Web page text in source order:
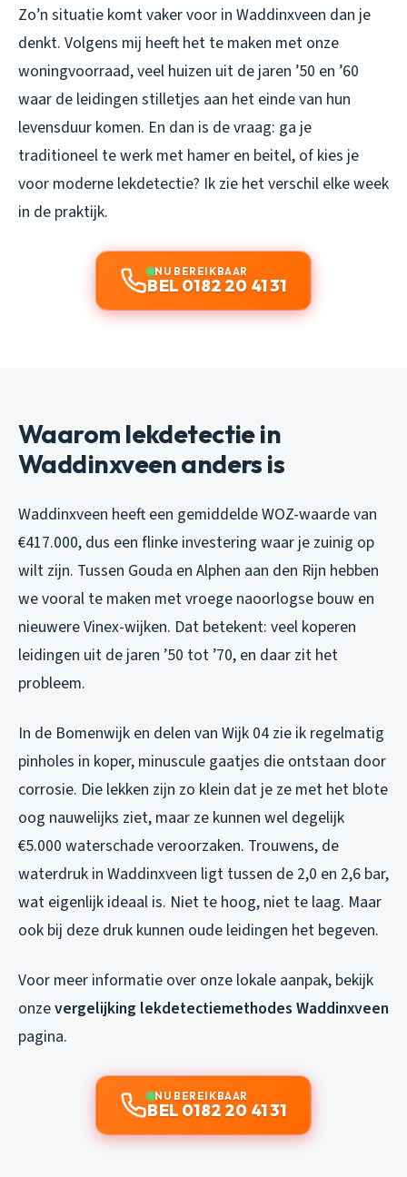
Zo’n situatie komt vaker voor in Waddinxveen dan je
denkt. Volgens mij heeft het te maken met onze
woningvoorraad, veel huizen uit de jaren ’50 en ’60
waar de leidingen stilletjes aan het einde van hun
levensduur komen. En dan is de vraag: ga je
traditioneel te werk met hamer en beitel, of kies je
voor moderne lekdetectie? Ik zie het verschil elke week
in de praktijk.
NU BEREIKBAAR
BEL 0182 20 41 31
Waarom lekdetectie in
Waddinxveen anders is
Waddinxveen heeft een gemiddelde WOZ-waarde van
€417.000, dus een flinke investering waar je zuinig op
wilt zijn. Tussen Gouda en Alphen aan den Rijn hebben
we vooral te maken met vroege naoorlogse bouw en
nieuwere Vinex-wijken. Dat betekent: veel koperen
leidingen uit de jaren ’50 tot ’70, en daar zit het
probleem.
In de Bomenwijk en delen van Wijk 04 zie ik regelmatig
pinholes in koper, minuscule gaatjes die ontstaan door
corrosie. Die lekken zijn zo klein dat je ze met het blote
oog nauwelijks ziet, maar ze kunnen wel degelijk
€5.000 waterschade veroorzaken. Trouwens, de
waterdruk in Waddinxveen ligt tussen de 2,0 en 2,6 bar,
wat eigenlijk ideaal is. Niet te hoog, niet te laag. Maar
ook bij deze druk kunnen oude leidingen het begeven.
Voor meer informatie over onze lokale aanpak, bekijk
onzevergelijking lekdetectiemethodes Waddinxveen
pagina.
NU BEREIKBAAR
BEL 0182 20 41 31